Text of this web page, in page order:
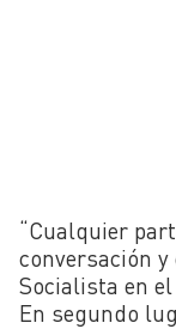
“Cualquier
conversación
Socialista en
En segundo